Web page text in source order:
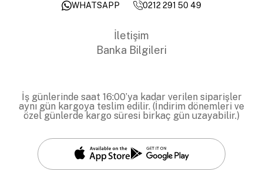
WHATSAPP
0212 291 50 49
İletişim
Banka Bilgileri
İş günlerinde saat 16:00’ya kadar verilen siparişler
aynı gün kargoya teslim edilir. (İndirim dönemleri ve
özel günlerde kargo süresi birkaç gün uzayabilir.)